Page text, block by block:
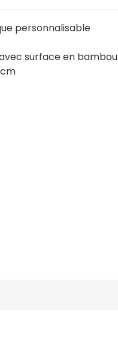
personnalisable
surface en bambou